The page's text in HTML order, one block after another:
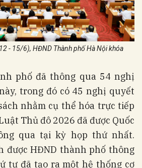
- 15/6), HĐND Thành phố Hà Nội khóa
phố đã thông qua 54 nghị
trong đó có 45 nghị quyết
nhằm cụ thể hóa trực tiếp
Thủ đô 2026 đã được Quốc
qua tại kỳ họp thứ nhất.
được HĐND thành phố thông
tư đã tạo ra một hệ thống cơ